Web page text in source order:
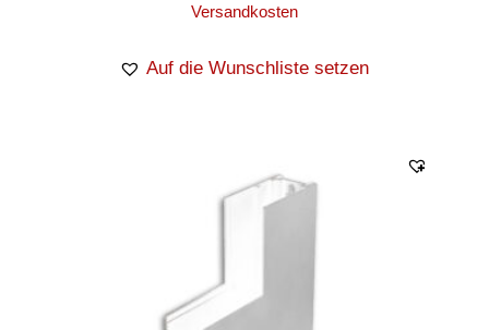
Versandkosten
Auf die Wunschliste setzen